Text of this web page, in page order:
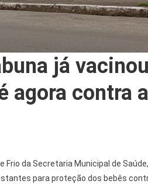
já vacinou
agora contra a
Frio da Secretaria Municipal de Saúde,
para proteção dos bebês